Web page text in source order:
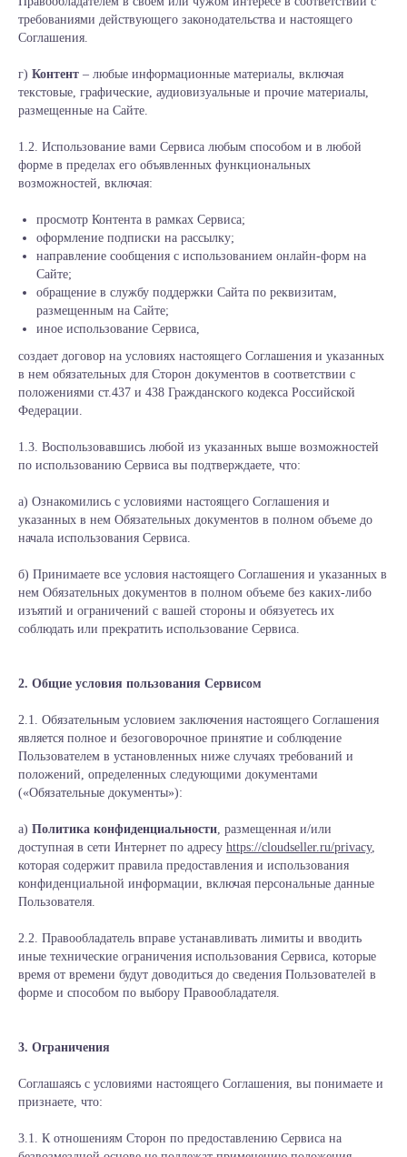
требованиями действующего законодательства и настоящего
Соглашения.
г) Контент – любые информационные материалы, включая
текстовые, графические, аудиовизуальные и прочие материалы,
размещенные на Сайте.
1.2. Использование вами Сервиса любым способом и в любой
форме в пределах его объявленных функциональных
возможностей, включая:
просмотр Контента в рамках Сервиса;
оформление подписки на рассылку;
направление сообщения с использованием онлайн-форм на
Сайте;
обращение в службу поддержки Сайта по реквизитам,
размещенным на Сайте;
иное использование Сервиса,
создает договор на условиях настоящего Соглашения и указанных
в нем обязательных для Сторон документов в соответствии с
положениями ст.437 и 438 Гражданского кодекса Российской
Федерации.
1.3. Воспользовавшись любой из указанных выше возможностей
по использованию Сервиса вы подтверждаете, что:
а) Ознакомились с условиями настоящего Соглашения и
указанных в нем Обязательных документов в полном объеме до
начала использования Сервиса.
б) Принимаете все условия настоящего Соглашения и указанных в
нем Обязательных документов в полном объеме без каких-либо
изъятий и ограничений с вашей стороны и обязуетесь их
соблюдать или прекратить использование Сервиса.
2. Общие условия пользования Сервисом
2.1. Обязательным условием заключения настоящего Соглашения
является полное и безоговорочное принятие и соблюдение
Пользователем в установленных ниже случаях требований и
положений, определенных следующими документами
(«Обязательные документы»):
а) Политика конфиденциальности, размещенная и/или
доступная в сети Интернет по адресу https://cloudseller.ru/privacy,
которая содержит правила предоставления и использования
конфиденциальной информации, включая персональные данные
Пользователя.
2.2. Правообладатель вправе устанавливать лимиты и вводить
иные технические ограничения использования Сервиса, которые
время от времени будут доводиться до сведения Пользователей в
форме и способом по выбору Правообладателя.
3. Ограничения
Соглашаясь с условиями настоящего Соглашения, вы понимаете и
признаете, что:
3.1. К отношениям Сторон по предоставлению Сервиса на